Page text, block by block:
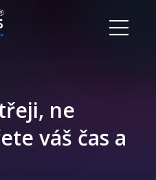
ne
váš čas a